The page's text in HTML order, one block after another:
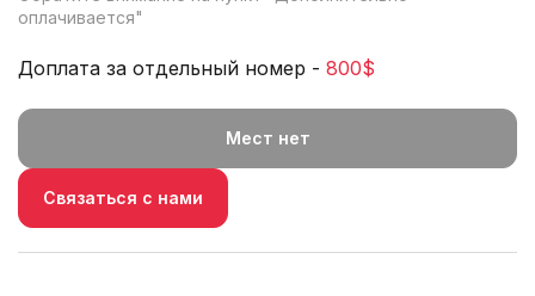
оплачивается"
Доплата за отдельный номер - 800$
Мест нет
Связаться с нами